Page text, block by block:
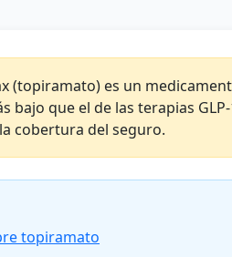
(topiramato) es un
bajo que el de las terapias
cobertura del seguro.
topiramato